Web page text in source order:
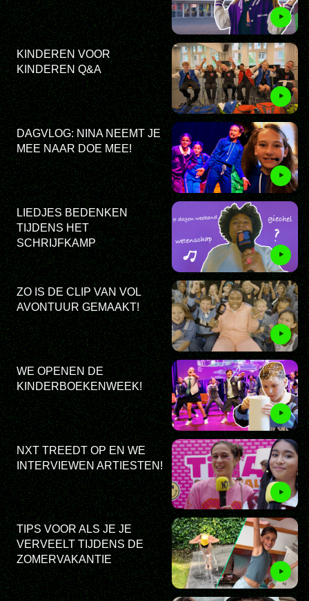
KINDEREN VOOR
KINDEREN Q&A
DAGVLOG: NINA NEEMT JE
MEE NAAR DOE MEE!
LIEDJES BEDENKEN
TIJDENS HET
SCHRIJFKAMP
ZO IS DE CLIP VAN VOL
AVONTUUR GEMAAKT!
WE OPENEN DE
KINDERBOEKENWEEK!
NXT TREEDT OP EN WE
INTERVIEWEN ARTIESTEN!
TIPS VOOR ALS JE JE
VERVEELT TIJDENS DE
ZOMERVAKANTIE